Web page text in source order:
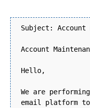
Subject:
Account
Hello,
We are
email platform to